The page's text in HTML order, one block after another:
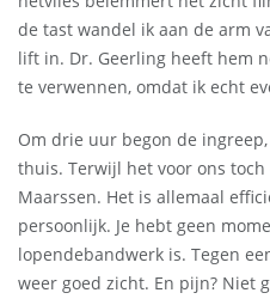
de tast wandel ik aan de arm
lift in. Dr. Geerling heeft hem
te verwennen, omdat ik echt
Om drie uur begon de
thuis. Terwijl het voor ons
Maarssen. Het is allemaal
persoonlijk. Je hebt geen
lopendebandwerk is. Tegen
weer goed zicht. En pijn? Niet